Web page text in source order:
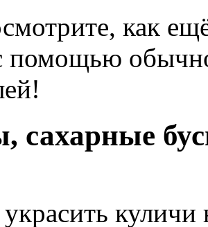
как
помощью
сахарные
куличи